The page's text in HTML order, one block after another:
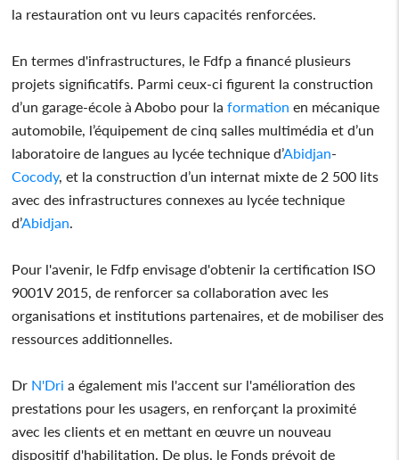
la restauration ont vu leurs capacités renforcées.
En termes d'infrastructures, le Fdfp a financé plusieurs
projets significatifs. Parmi ceux-ci figurent la construction
d’un garage-école à Abobo pour laformation en mécanique
automobile, l’équipement de cinq salles multimédia et d’un
laboratoire de langues au lycée technique d’Abidjan-
Cocody, et la construction d’un internat mixte de 2 500 lits
avec des infrastructures connexes au lycée technique
d’Abidjan
Pour l'avenir, le Fdfp envisage d'obtenir la certification ISO
9001V 2015, de renforcer sa collaboration avec les
organisations et institutions partenaires, et de mobiliser des
ressources additionnelles.
Dr N'Dri a également mis l'accent sur l'amélioration des
prestations pour les usagers, en renforçant la proximité
avec les clients et en mettant en œuvre un nouveau
dispositif d'habilitation. De plus, le Fonds prévoit de